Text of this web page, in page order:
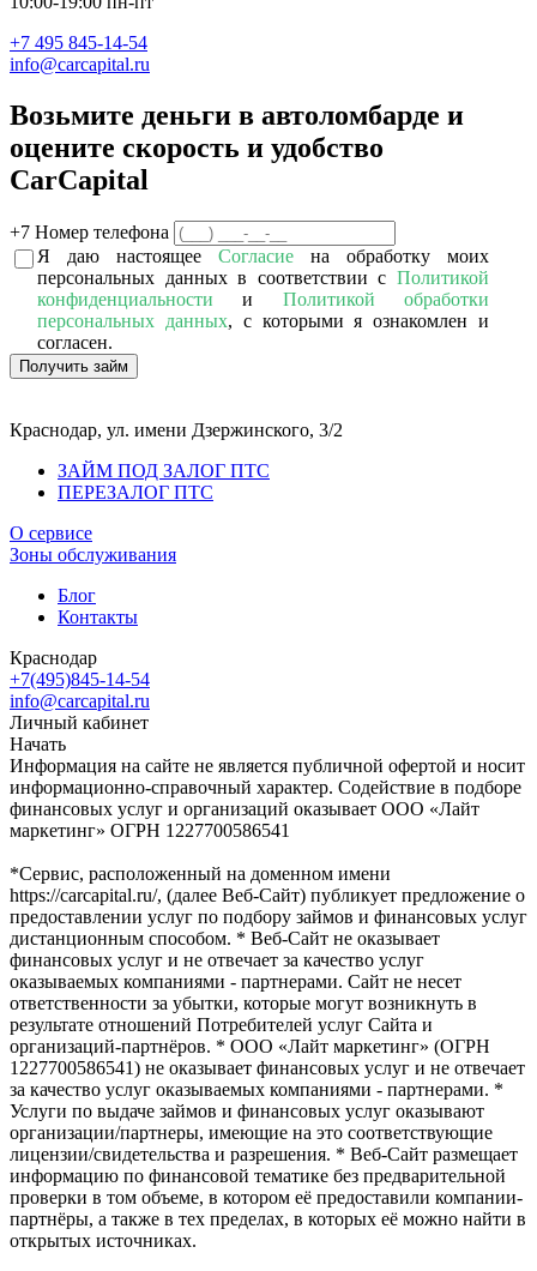
+7 495 845-14-54
info@carcapital.ru
Возьмите деньги в автоломбарде и
оцените скорость и удобство
CarCapital
+7 Номер телефона
Я даю настоящее Согласие на обработку моих
персональных данных в соответствии с Политикой
конфиденциальности и Политикой обработки
персональных данных, с которыми я ознакомлен и
согласен.
Получить займ
Краснодар, ул. имени Дзержинского, 3/2
ЗАЙМ ПОД ЗАЛОГ ПТС
ПЕРЕЗАЛОГ ПТС
О сервисе
Зоны обслуживания
Блог
Контакты
Краснодар
+7(495)845-14-54
info@carcapital.ru
Личный кабинет
Начать
Информация на сайте не является публичной офертой и носит
информационно-справочный характер. Содействие в подборе
финансовых услуг и организаций оказывает ООО «Лайт
маркетинг» ОГРН 1227700586541
*Сервис, расположенный на доменном имени
https://carcapital.ru/, (далее Веб-Сайт) публикует предложение о
предоставлении услуг по подбору займов и финансовых услуг
дистанционным способом. * Веб-Сайт не оказывает
финансовых услуг и не отвечает за качество услуг
оказываемых компаниями - партнерами. Сайт не несет
ответственности за убытки, которые могут возникнуть в
результате отношений Потребителей услуг Сайта и
организаций-партнёров. * ООО «Лайт маркетинг» (ОГРН
1227700586541) не оказывает финансовых услуг и не отвечает
за качество услуг оказываемых компаниями - партнерами. *
Услуги по выдаче займов и финансовых услуг оказывают
организации/партнеры, имеющие на это соответствующие
лицензии/свидетельства и разрешения. * Веб-Сайт размещает
информацию по финансовой тематике без предварительной
проверки в том объеме, в котором её предоставили компании-
партнёры, а также в тех пределах, в которых её можно найти в
открытых источниках.